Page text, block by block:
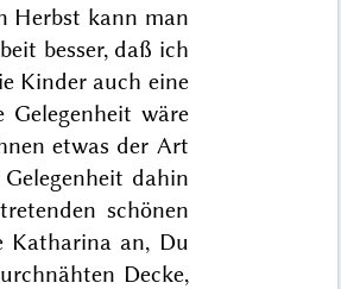
Herbst kann man
besser, daß ich
Kinder auch eine
wäre
etwas der Art
dahin
schönen
Katharina an, Du
Decke,